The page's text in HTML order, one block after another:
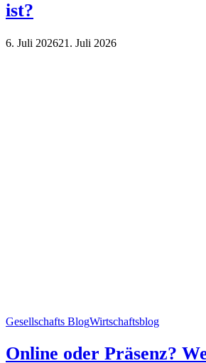
ist?
6. Juli 202621. Juli 2026
Gesellschafts BlogWirtschaftsblog
Online oder Präsenz?